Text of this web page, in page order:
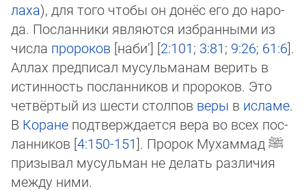
ла­ха), для того чтобы он донёс его до на­ро­
да. Пос­лан­ни­ки являются избранными из
числа пророков [наби’] [2:101; 3:81; 9:26; 61:6].
Аллах предписал мусульманам верить в
истинность пос­лан­ни­ков и пророков. Это
четвёртый из шести столпов веры в ис­ла­ме.
В Ко­ра­не подтверждается вера во всех пос­
лан­ни­ков [4:150-151]. Про­рок Му­хам­мад ﷺ
призывал мусульман не делать различия
между ни­ми.